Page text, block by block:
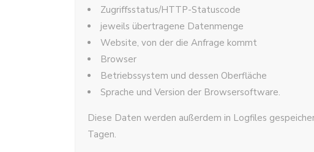
Zugriffsstatus/HTTP-Statuscode
jeweils übertragene Datenmenge
Website, von der die Anfrage kommt
Browser
Betriebssystem und dessen Oberfläche
Sprache und Version der Browsersoftware.
Diese Daten werden außerdem in Logfiles
Tagen.